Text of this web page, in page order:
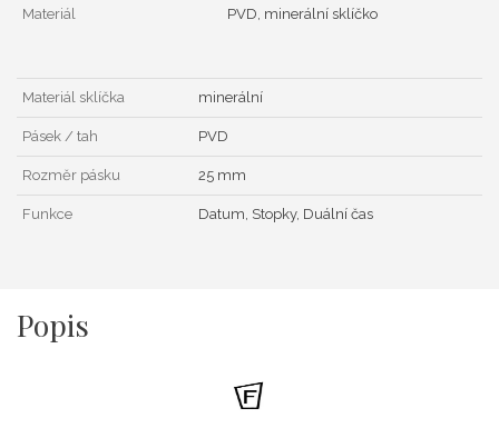
Materiál PVD, minerální sklíčko
Materiál sklíčka minerální
Pásek / tah PVD
Rozměr pásku 25 mm
Funkce Datum, Stopky, Duální čas
Popis